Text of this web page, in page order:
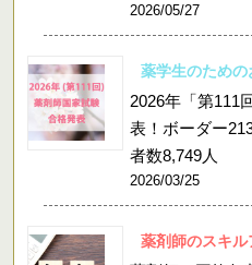
2026/05/27
薬学生のため
2026年「第111
表！ボーダー
者数8,749人
2026/03/25
薬剤師のスキル